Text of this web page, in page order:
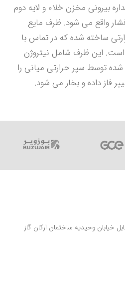
بیرونی مخزن خلاء و لایه دوم
واقع می شود. ظرف مایع
ساخته شده که در تماس با
است. این ظرف شامل نیتروژن
شده توسط سپر حرارتی میانی را
فاز داده و بخار می شود.
خیابان وحیدیه ساختمان ارکان گاز